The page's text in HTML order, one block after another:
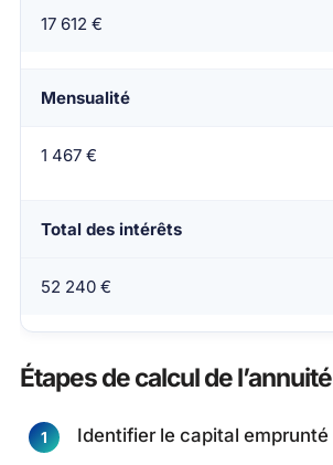
17 612 €
Mensualité
1 467 €
Total des intérêts
52 240 €
Étapes de calcul de l’annuité
Identifier le capital emprunté